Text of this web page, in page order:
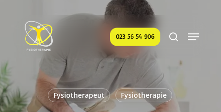
023 56 54 906 search
Menu
Fysiotherapeut Fysiotherapie